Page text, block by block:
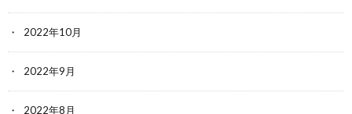
2022年10月
2022年9月
2022年8月